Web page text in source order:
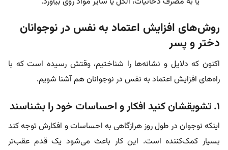
روش‌های افزایش اعتماد به نفس در نوجوانان
دختر و پسر
اکنون که دلایل و نشانه‌ها را شناختیم، وقتش رسیده است که با
راه‌های افزایش اعتماد به نفس در نوجوانان هم آشنا شویم.
۱. تشویقشان کنید افکار و احساسات خود را بشناسند
اینکه نوجوان در طول روز هرازگاهی به احساسات و افکارش توجه کند
بسیار کمک‌کننده است. این کار باعث می‌شود یک قدم عقب‌تر